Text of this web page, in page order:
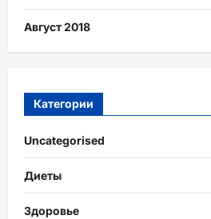
Август 2018
Категории
Uncategorised
Диеты
Здоровье